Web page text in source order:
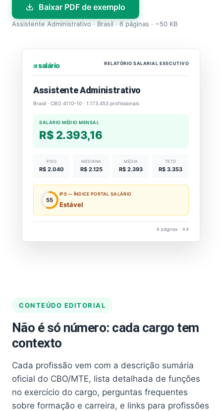
Baixar PDF de exemplo
Assistente Administrativo · Brasil · 6 páginas · ~50 KB
⏐⏐⏐ salário RELATÓRIO SALARIAL EXECUTIVO
Assistente Administrativo
Brasil · CBO 4110-10 · 1.173.453 profissionais
SALÁRIO MÉDIO MENSAL
R$ 2.393,16
PISO
R$ 2.040
MEDIANA
R$ 2.125
MÉDIA
R$ 2.393
TETO
R$ 3.353
55
IPS — ÍNDICE PORTAL SALÁRIO
Estável
6 páginas · A4
CONTEÚDO EDITORIAL
Não é só número: cada cargo tem
contexto
Cada profissão vem com a descrição sumária
oficial do CBO/MTE, lista detalhada de funções
no exercício do cargo, perguntas frequentes
sobre formação e carreira, e links para profissões